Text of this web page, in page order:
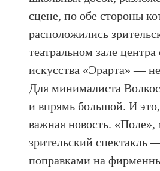
сцене, по обе стороны
расположились
театральном зале
искусства «Эрарта» —
Для минималиста
и впрямь большой. И
важная новость. «Поле»,
зрительский спектакль
поправками на